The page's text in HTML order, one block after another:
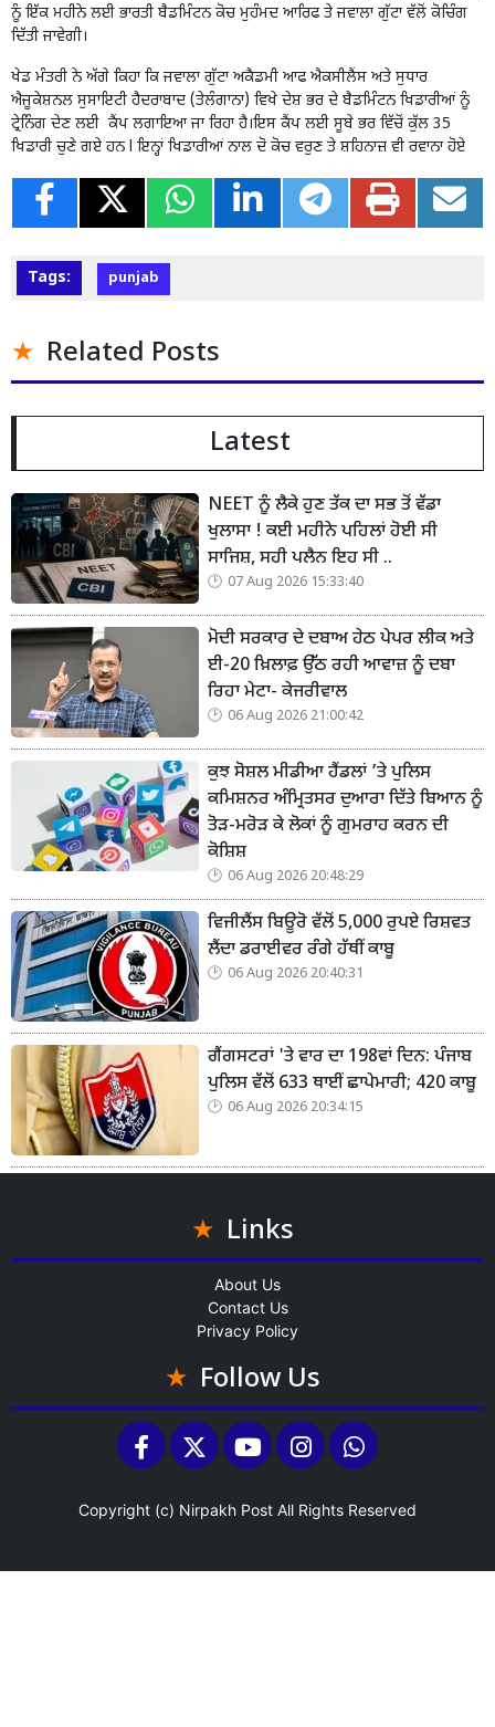
ਨੂੰ ਇੱਕ ਮਹੀਨੇ ਲਈ ਭਾਰਤੀ ਬੈਡਮਿੰਟਨ ਕੋਚ ਮੁਹੰਮਦ ਆਰਿਫ ਤੇ ਜਵਾਲਾ ਗੁੱਟਾ ਵੱਲੋਂ ਕੋਚਿੰਗ
ਦਿੱਤੀ ਜਾਵੇਗੀ।
ਖੇਡ ਮੰਤਰੀ ਨੇ ਅੱਗੇ ਕਿਹਾ ਕਿ ਜਵਾਲਾ ਗੁੱਟਾ ਅਕੈਡਮੀ ਆਫ ਐਕਸੀਲੈਂਸ ਅਤੇ ਸੁਧਾਰ
ਐਜੂਕੇਸ਼ਨਲ ਸੁਸਾਇਟੀ ਹੈਦਰਾਬਾਦ (ਤੇਲੰਗਾਨਾ) ਵਿਖੇ ਦੇਸ਼ ਭਰ ਦੇ ਬੈਡਮਿੰਟਨ ਖਿਡਾਰੀਆਂ ਨੂੰ
ਟ੍ਰੇਨਿੰਗ ਦੇਣ ਲਈ ਕੈਂਪ ਲਗਾਇਆ ਜਾ ਰਿਹਾ ਹੈ।ਇਸ ਕੈਂਪ ਲਈ ਸੂਬੇ ਭਰ ਵਿੱਚੋਂ ਕੁੱਲ 35
ਖਿਡਾਰੀ ਚੁਣੇ ਗਏ ਹਨ l ਇਨ੍ਹਾਂ ਖਿਡਾਰੀਆਂ ਨਾਲ ਦੋ ਕੋਚ ਵਰੁਣ ਤੇ ਸ਼ਹਿਨਾਜ਼ ਵੀ ਰਵਾਨਾ ਹੋਏ
Tags: punjab
Related Posts
Latest
NEET ਨੂੰ ਲੈਕੇ ਹੁਣ ਤੱਕ ਦਾ ਸਭ ਤੋਂ ਵੱਡਾ
ਖੁਲਾਸਾ ! ਕਈ ਮਹੀਨੇ ਪਹਿਲਾਂ ਹੋਈ ਸੀ
ਸਾਜਿਸ਼, ਸਹੀ ਪਲੈਨ ਇਹ ਸੀ ..
07 Aug 2026 15:33:40
ਮੋਦੀ ਸਰਕਾਰ ਦੇ ਦਬਾਅ ਹੇਠ ਪੇਪਰ ਲੀਕ ਅਤੇ
ਈ-20 ਖ਼ਿਲਾਫ਼ ਉੱਠ ਰਹੀ ਆਵਾਜ਼ ਨੂੰ ਦਬਾ
ਰਿਹਾ ਮੇਟਾ- ਕੇਜਰੀਵਾਲ
06 Aug 2026 21:00:42
ਕੁਝ ਸੋਸ਼ਲ ਮੀਡੀਆ ਹੈਂਡਲਾਂ ’ਤੇ ਪੁਲਿਸ
ਕਮਿਸ਼ਨਰ ਅੰਮ੍ਰਿਤਸਰ ਦੁਆਰਾ ਦਿੱਤੇ ਬਿਆਨ ਨੂੰ
ਤੋੜ-ਮਰੋੜ ਕੇ ਲੋਕਾਂ ਨੂੰ ਗੁਮਰਾਹ ਕਰਨ ਦੀ
ਕੋਸ਼ਿਸ਼
06 Aug 2026 20:48:29
ਵਿਜੀਲੈਂਸ ਬਿਊਰੋ ਵੱਲੋਂ 5,000 ਰੁਪਏ ਰਿਸ਼ਵਤ
ਲੈਂਦਾ ਡਰਾਈਵਰ ਰੰਗੇ ਹੱਥੀਂ ਕਾਬੂ
06 Aug 2026 20:40:31
ਗੈਂਗਸਟਰਾਂ 'ਤੇ ਵਾਰ ਦਾ 198ਵਾਂ ਦਿਨ: ਪੰਜਾਬ
ਪੁਲਿਸ ਵੱਲੋਂ 633 ਥਾਈਂ ਛਾਪੇਮਾਰੀ; 420 ਕਾਬੂ
06 Aug 2026 20:34:15
Links
About Us
Contact Us
Privacy Policy
Follow Us
Copyright (c) Nirpakh Post All Rights Reserved